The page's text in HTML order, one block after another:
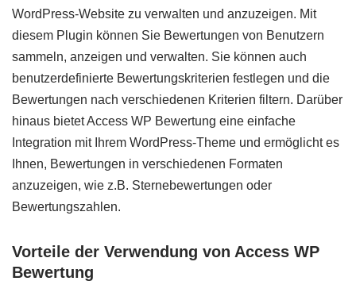
WordPress-Website zu verwalten und anzuzeigen. Mit
diesem Plugin können Sie Bewertungen von Benutzern
sammeln, anzeigen und verwalten. Sie können auch
benutzerdefinierte Bewertungskriterien festlegen und die
Bewertungen nach verschiedenen Kriterien filtern. Darüber
hinaus bietet Access WP Bewertung eine einfache
Integration mit Ihrem WordPress-Theme und ermöglicht es
Ihnen, Bewertungen in verschiedenen Formaten
anzuzeigen, wie z.B. Sternebewertungen oder
Bewertungszahlen.
Vorteile der Verwendung von Access WP
Bewertung